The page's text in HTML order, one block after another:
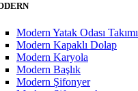
Modern Yatak Odası Takımı
Modern Kapaklı Dolap
Modern Karyola
Modern Başlık
Modern Şifonyer